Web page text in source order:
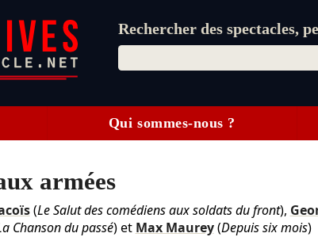
Rechercher des spectacles,
Qui sommes-nous ?
armées
(Le Salut des comédiens aux soldats du front),
Chanson du passé) et Max Maurey(Depuis six mois)